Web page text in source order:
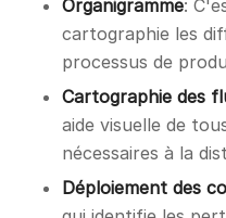
Organigramme:
cartographie les
processus de
Cartographie des
aide visuelle de
nécessaires à la
Déploiement des